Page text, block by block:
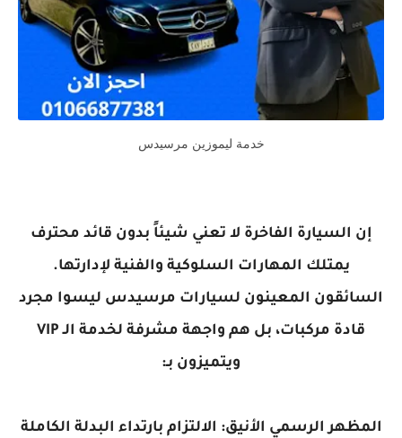
خدمة ليموزين مرسيدس
إن السيارة الفاخرة لا تعني شيئاً بدون قائد محترف
يمتلك المهارات السلوكية والفنية لإدارتها.
السائقون المعينون لسيارات مرسيدس ليسوا مجرد
قادة مركبات، بل هم واجهة مشرفة لخدمة الـ VIP
ويتميزون بـ:
المظهر الرسمي الأنيق: الالتزام بارتداء البدلة الكاملة